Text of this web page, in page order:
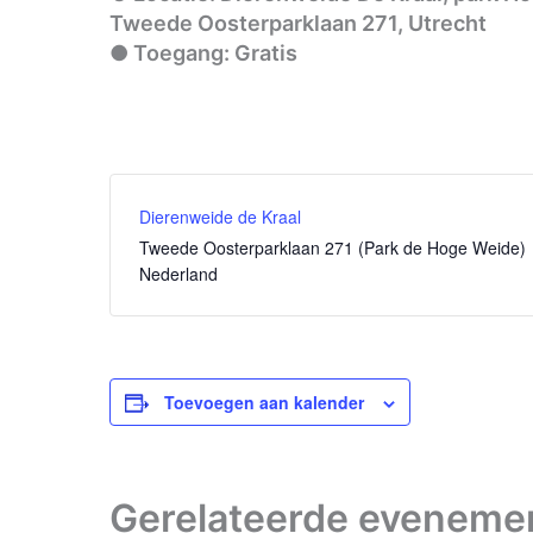
Tweede Oosterparklaan 271, Utrecht
● Toegang: Gratis
Dierenweide de Kraal
Tweede Oosterparklaan 271 (Park de Hoge Weide)
Nederland
Toevoegen aan kalender
Gerelateerde